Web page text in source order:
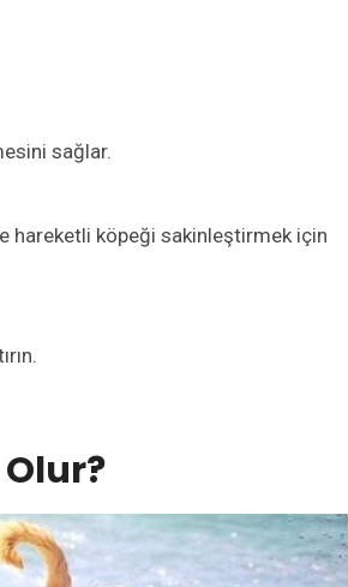
sağlar.
hareketli köpeği sakinleştirmek için